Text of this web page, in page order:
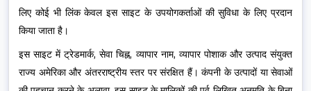
लिए कोई भी लिंक केवल इस साइट के उपयोगकर्ताओं की सुविधा के लिए प्रदान
किया जाता है।
इस साइट में ट्रेडमार्क, सेवा चिह्न, व्यापार नाम, व्यापार पोशाक और उत्पाद संयुक्त
राज्य अमेरिका और अंतरराष्ट्रीय स्तर पर संरक्षित हैं। कंपनी के उत्पादों या सेवाओं